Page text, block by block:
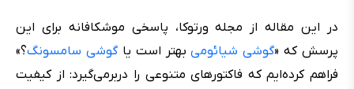
در این مقاله از مجله ورتوکا، پاسخی موشکافانه برای این
پرسش که «گوشی شیائومیبهتر است یاگوشی سامسونگ؟»
فراهم کرده‌ایم که فاکتورهای متنوعی را دربرمی‌گیرد: از کیفیت